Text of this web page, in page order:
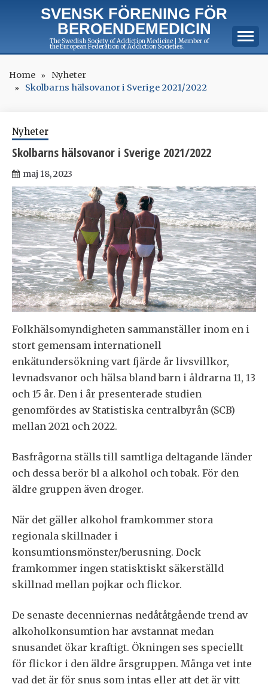
SVENSK FÖRENING FÖR
BEROENDEMEDICIN
The Swedish Society of Addiction Medicine | Member of
the European Federation of Addiction Societies.
Home
Nyheter
Skolbarns hälsovanor i Sverige 2021/2022
Nyheter
Skolbarns hälsovanor i Sverige 2021/2022
maj 18, 2023
Folkhälsomyndigheten sammanställer inom en i
stort gemensam internationell
enkätundersökning vart fjärde år livsvillkor,
levnadsvanor och hälsa bland barn i åldrarna 11, 13
och 15 år. Den i år presenterade studien
genomfördes av Statistiska centralbyrån (SCB)
mellan 2021 och 2022.
Basfrågorna ställs till samtliga deltagande länder
och dessa berör bl a alkohol och tobak. För den
äldre gruppen även droger.
När det gäller alkohol framkommer stora
regionala skillnader i
konsumtionsmönster/berusning. Dock
framkommer ingen statisktiskt säkerställd
skillnad mellan pojkar och flickor.
De senaste decenniernas nedåtåtgående trend av
alkoholkonsumtion har avstannat medan
snusandet ökar kraftigt. Ökningen ses speciellt
för flickor i den äldre årsgruppen. Många vet inte
vad det är för snus som intas eller att det är vitt